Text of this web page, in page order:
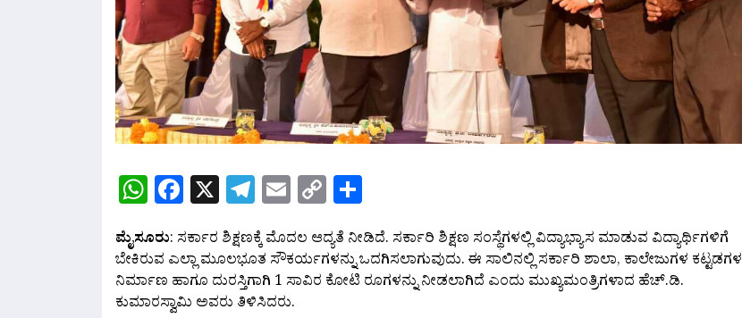
WhatsApp
Facebook
X Telegram
Email
Copy
Link
ಮೈಸೂರು: ಸರ್ಕಾರ ಶಿಕ್ಷಣಕ್ಕೆ ಮೊದಲ ಆದ್ಯತೆ ನೀಡಿದೆ. ಸರ್ಕಾರಿ ಶಿಕ್ಷಣ ಸಂಸ್ಥೆಗಳಲ್ಲಿ ವಿದ್ಯಾಭ್ಯಾಸ ಮಾಡುವ ವಿದ್ಯಾರ್ಥಿಗಳಿಗೆ
ಬೇಕಿರುವ ಎಲ್ಲಾ ಮೂಲಭೂತ ಸೌಕರ್ಯಗಳನ್ನು ಒದಗಿಸಲಾಗುವುದು. ಈ ಸಾಲಿನಲ್ಲಿ ಸರ್ಕಾರಿ ಶಾಲಾ, ಕಾಲೇಜುಗಳ ಕಟ್ಟಡಗಳ
ನಿರ್ಮಾಣ ಹಾಗೂ ದುರಸ್ತಿಗಾಗಿ 1 ಸಾವಿರ ಕೋಟಿ ರೂಗಳನ್ನು ನೀಡಲಾಗಿದೆ ಎಂದು ಮುಖ್ಯಮಂತ್ರಿಗಳಾದ ಹೆಚ್.ಡಿ.
ಕುಮಾರಸ್ವಾಮಿ ಅವರು ತಿಳಿಸಿದರು.